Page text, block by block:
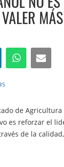
de
es reforzar el
de la